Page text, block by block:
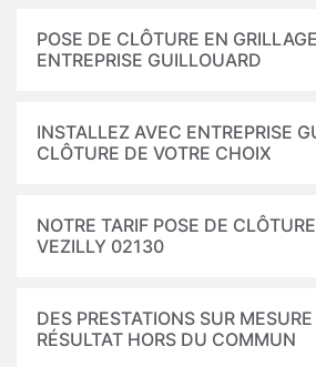
POSE DE CLÔTURE EN
ENTREPRISE GUILLOUARD
INSTALLEZ AVEC ENTREPRISE
CLÔTURE DE VOTRE CHOIX
NOTRE TARIF POSE DE
VEZILLY 02130
DES PRESTATIONS SUR
RÉSULTAT HORS DU COMMUN